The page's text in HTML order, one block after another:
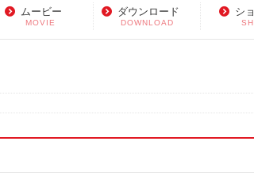
ムービー
MOVIE
ダウンロード
DOWNLOAD
シ